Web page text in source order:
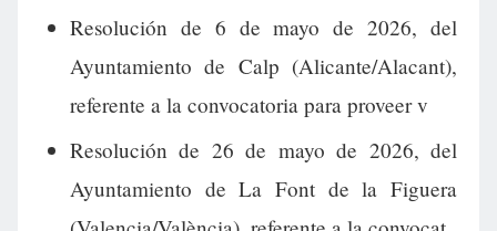
Resolución de 6 de mayo de 2026, del
Ayuntamiento de Calp (Alicante/Alacant),
referente a la convocatoria para proveer v
Resolución de 26 de mayo de 2026, del
Ayuntamiento de La Font de la Figuera